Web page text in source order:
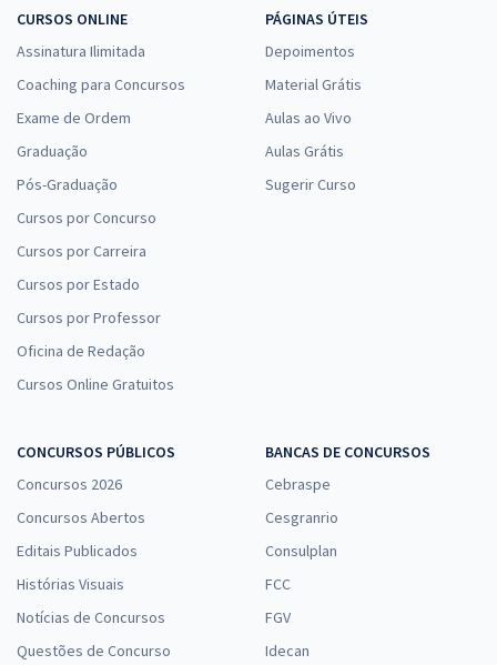
CURSOS ONLINE
Assinatura Ilimitada
Coaching para Concursos
Exame de Ordem
Graduação
Pós-Graduação
Cursos por Concurso
Cursos por Carreira
Cursos por Estado
Cursos por Professor
Oficina de Redação
Cursos Online Gratuitos
PÁGINAS ÚTEIS
Depoimentos
Material Grátis
Aulas ao Vivo
Aulas Grátis
Sugerir Curso
CONCURSOS PÚBLICOS
Concursos 2026
Concursos Abertos
Editais Publicados
Histórias Visuais
Notícias de Concursos
Questões de Concurso
BANCAS DE CONCURSOS
Cebraspe
Cesgranrio
Consulplan
FCC
FGV
Idecan